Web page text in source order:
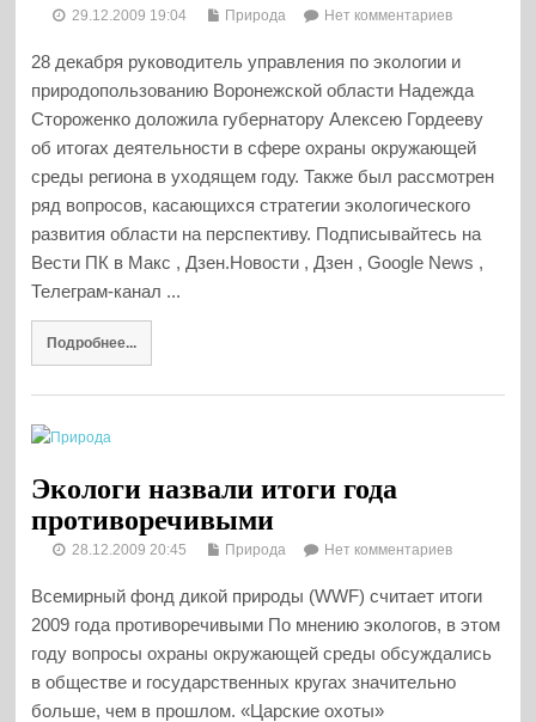
29.12.2009 19:04 Природа Нет комментариев
28 декабря руководитель управления по экологии и
природопользованию Воронежской области Надежда
Стороженко доложила губернатору Алексею Гордееву
об итогах деятельности в сфере охраны окружающей
среды региона в уходящем году. Также был рассмотрен
ряд вопросов, касающихся стратегии экологического
развития области на перспективу. Подписывайтесь на
Вести ПК в Макс , Дзен.Новости , Дзен , Google News ,
Телеграм-канал ...
Подробнее...
Экологи назвали итоги года
противоречивыми
28.12.2009 20:45 Природа Нет комментариев
Всемирный фонд дикой природы (WWF) считает итоги
2009 года противоречивыми По мнению экологов, в этом
году вопросы охраны окружающей среды обсуждались
в обществе и государственных кругах значительно
больше, чем в прошлом. «Царские охоты»